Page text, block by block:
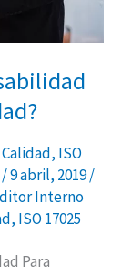
, ISO
/9 abril, 2019/
Interno
, ISO 17025
Para